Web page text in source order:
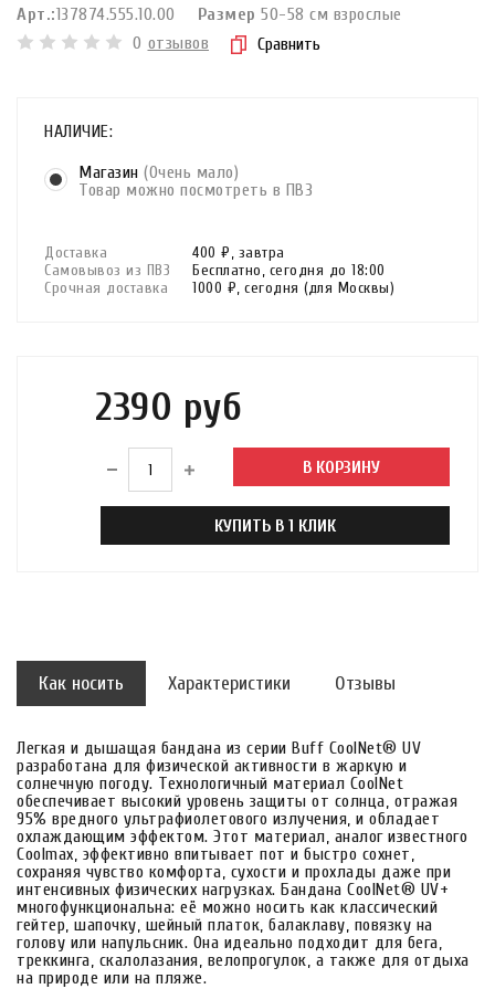
Арт.:137874.555.10.00 Размер 50-58 см взрослые
0 отзывов Сравнить
НАЛИЧИЕ:
Магазин (Очень мало)
Товар можно посмотреть в ПВЗ
Доставка 400 ₽, завтра
Самовывоз из ПВЗ
Бесплатно, сегодня до 18:00
Срочная доставка
1000 ₽, сегодня (для Москвы)
2390 руб
В КОРЗИНУ
КУПИТЬ В 1 КЛИК
Как носить Характеристики Отзывы
Легкая и дышащая бандана из серии Buff CoolNet® UV
разработана для физической активности в жаркую и
солнечную погоду. Технологичный материал CoolNet
обеспечивает высокий уровень защиты от солнца, отражая
95% вредного ультрафиолетового излучения, и обладает
охлаждающим эффектом. Этот материал, аналог известного
Coolmax, эффективно впитывает пот и быстро сохнет,
сохраняя чувство комфорта, сухости и прохлады даже при
интенсивных физических нагрузках. Бандана CoolNet® UV+
многофункциональна: её можно носить как классический
гейтер, шапочку, шейный платок, балаклаву, повязку на
голову или напульсник. Она идеально подходит для бега,
треккинга, скалолазания, велопрогулок, а также для отдыха
на природе или на пляже.